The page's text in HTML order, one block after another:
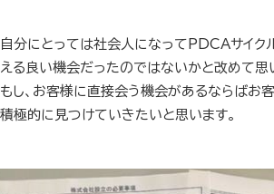
自分にとっては社会人になってPDCAサイク
える良い機会だったのではないかと改めて思
もし、お客様に直接会う機会があるならばお
積極的に見つけていきたいと思います。